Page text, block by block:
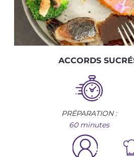
ACCORDS
PRÉPARATION :
60 minutes